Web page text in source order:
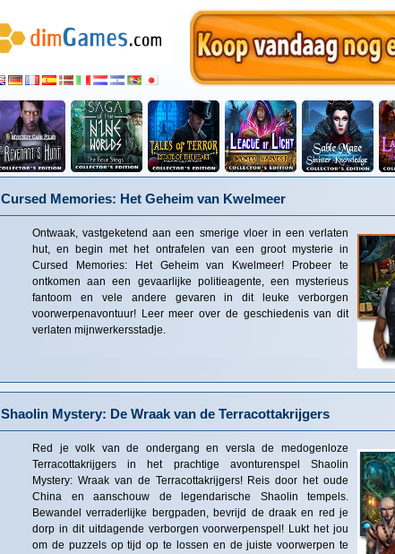
Cursed Memories: Het Geheim van Kwelmeer
Ontwaak, vastgeketend aan een smerige vloer in een verlaten
hut, en begin met het ontrafelen van een groot mysterie in
Cursed Memories: Het Geheim van Kwelmeer! Probeer te
ontkomen aan een gevaarlijke politieagente, een mysterieus
fantoom en vele andere gevaren in dit leuke verborgen
voorwerpenavontuur! Leer meer over de geschiedenis van dit
verlaten mijnwerkersstadje.
Shaolin Mystery: De Wraak van de Terracottakrijgers
Red je volk van de ondergang en versla de medogenloze
Terracottakrijgers in het prachtige avonturenspel Shaolin
Mystery: Wraak van de Terracottakrijgers! Reis door het oude
China en aanschouw de legendarische Shaolin tempels.
Bewandel verraderlijke bergpaden, bevrijd de draak en red je
dorp in dit uitdagende verborgen voorwerpenspel! Lukt het jou
om de puzzels op tijd op te lossen en de juiste voorwerpen te